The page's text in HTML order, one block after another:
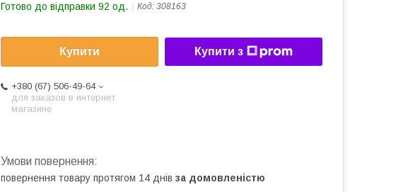
Готово до відправки 92 од. Код: 308163
Купити Купити з
+380 (67) 506-49-64
для заказов в интернет
магазине
повернення товару протягом 14 днів за домовленістю